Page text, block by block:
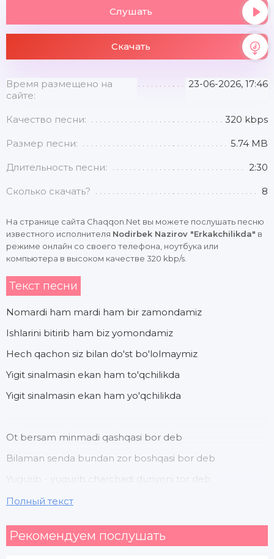
Слушать
Скачать
Время размещено на
сайте:
23-06-2026, 17:46
Качество песни: 320 kbps
Размер песни: 5.74 MB
Длительность песни: 2:30
Сколько скачать? 8
На странице сайта Chaqqon.Net вы можете послушать песню
известного исполнителя Nodirbek Nazirov "Erkakchilikda" в
режиме онлайн со своего телефона, ноутбука или
компьютера в высоком качестве 320 kbp/s.
Текст песни
Nomardi ham mardi ham bir zamondamiz
Ishlarini bitirib ham biz yomondamiz
Hech qachon siz bilan do'st bo'lolmaymiz
Yigit sinalmasin ekan ham to'qchilikda
Yigit sinalmasin ekan ham yo'qchilikda
Ot bersam minmadi qashqasi bor deb
Bilaman senda bundan zor boshqasi bor deb
Yugurib - yugurib charchadi dunyoni tor deb
Yigit sinalmasin ekan pastkashchilikda
Полный текст
Рекомендуем послушать